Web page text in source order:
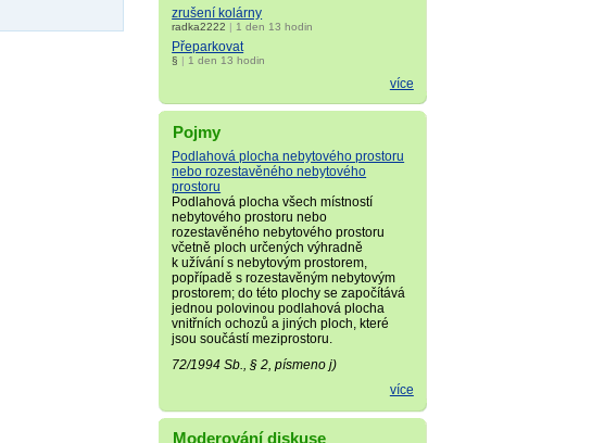
zrušení kolárny
radka2222 | 1 den 13 hodin
Přeparkovat
§ | 1 den 13 hodin
více
Pojmy
Podlahová plocha nebytového prostoru
nebo rozestavěného nebytového
prostoru
Podlahová plocha všech místností
nebytového prostoru nebo
rozestavěného nebytového prostoru
včetně ploch určených výhradně
k užívání s nebytovým prostorem,
popřípadě s rozestavěným nebytovým
prostorem; do této plochy se započítává
jednou polovinou podlahová plocha
vnitřních ochozů a jiných ploch, které
jsou součástí meziprostoru.
72/1994 Sb., § 2, písmeno j)
více
Moderování diskuse